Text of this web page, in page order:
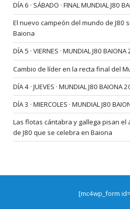
DÍA 6 · SÁBADO · FINAL MUNDIAL J80
El nuevo campeón del mundo de J80
Baiona
DÍA 5 · VIERNES · MUNDIAL J80
Cambio de líder en la recta final del
DÍA 4 · JUEVES · MUNDIAL J80 BAIONA
DÍA 3 · MIERCOLES · MUNDIAL J80
Las flotas cántabra y gallega pisan el
de J80 que se celebra en Baiona
[mc4wp_form